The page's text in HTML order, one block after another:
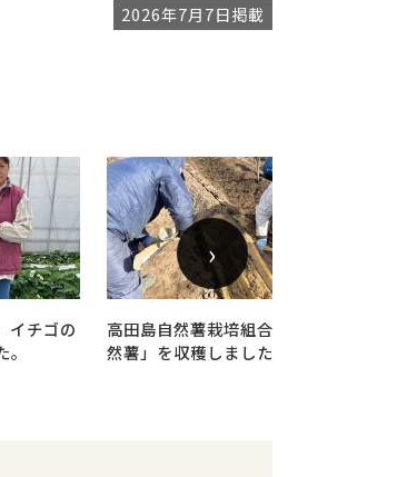
2026年7月7日掲載
イチゴの
高田島自然薯栽培組合 「天空の自
然薯」を収穫しました
›